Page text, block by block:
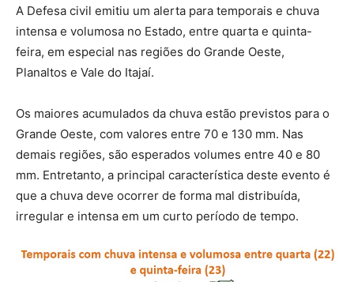
A Defesa civil emitiu um alerta para temporais e chuva
intensa e volumosa no Estado, entre quarta e quinta-
feira, em especial nas regiões do Grande Oeste,
Planaltos e Vale do Itajaí.
Os maiores acumulados da chuva estão previstos para o
Grande Oeste, com valores entre 70 e 130 mm. Nas
demais regiões, são esperados volumes entre 40 e 80
mm. Entretanto, a principal característica deste evento é
que a chuva deve ocorrer de forma mal distribuída,
irregular e intensa em um curto período de tempo.